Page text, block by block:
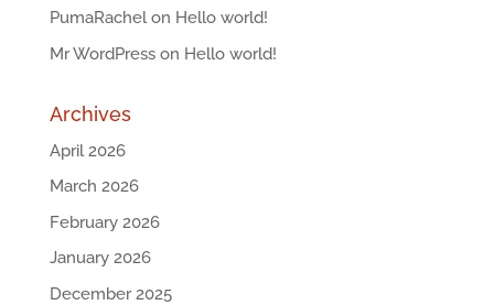
PumaRachelon Hello world!
Mr WordPresson Hello world!
Archives
April 2026
March 2026
February 2026
January 2026
December 2025